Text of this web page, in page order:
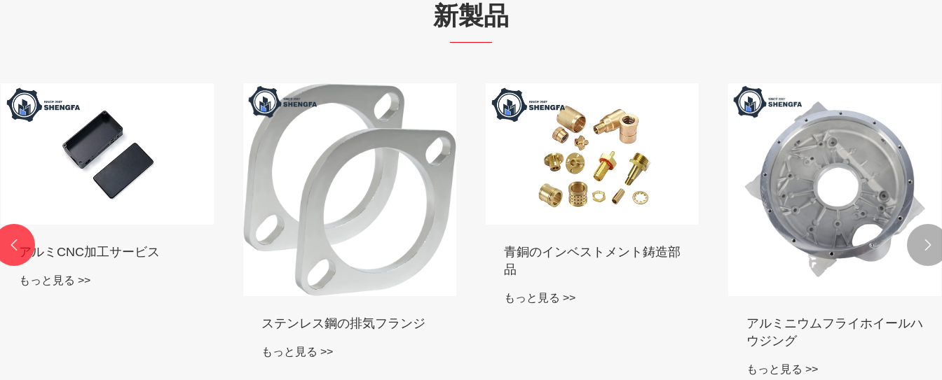
新製品
アルミCNC加工サービス
もっと見る >>
ステンレス鋼の排気フランジ
もっと見る >>
青銅のインベストメント鋳造部
品
もっと見る >>
アルミニウムフライホイールハ
ウジング
もっと見る >>
 